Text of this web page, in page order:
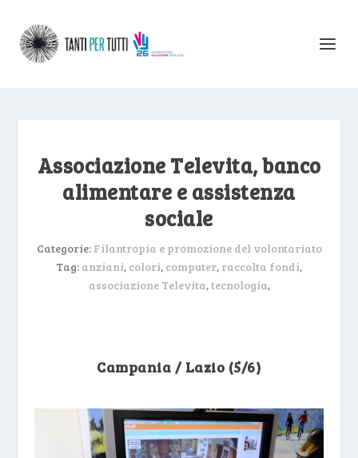
Associazione Televita, banco
alimentare e assistenza
sociale
Categorie: Filantropia e promozione del volontariato
Tag: anziani, colori, computer, raccolta fondi,
associazione Televita,tecnologia,
Campania / Lazio (5/6)